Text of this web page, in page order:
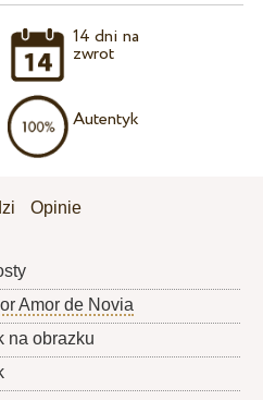
14 dni na
zwrot
Autentyk
Opinie
Amor de Novia
na obrazku